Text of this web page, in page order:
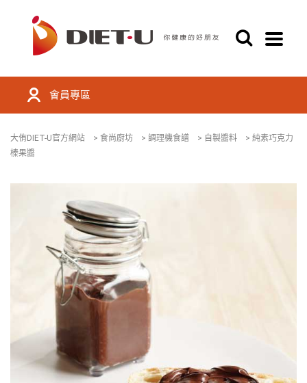
會員專區
大侑DIET-U官方網站 > 食尚廚坊 > 調理機食譜 > 自製醬料 > 純素巧克力
榛果醬